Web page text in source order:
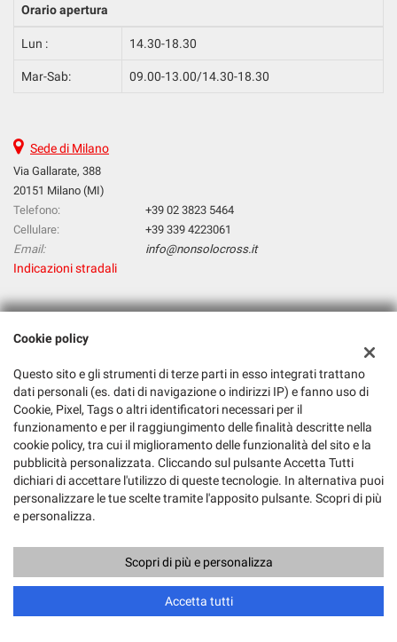
Orario apertura
Lun : 14.30-18.30
Mar-Sab: 09.00-13.00/14.30-18.30
Sede di Milano
Via Gallarate, 388
20151 Milano (MI)
Telefono:
+39 02 3823 5464
Cellulare:
+39 339 4223061
Email:
info@nonsolocross.it
Indicazioni stradali
Dati fiscali:
Via Gallarate, 388, Milano (MI)
C.F/P.IVA:01121390866
Registro delle imprese:MI
Copyright © 2026 GestionaleAuto.com S.r.l., Tutti i diritti riservati -
Leggi l'informativa sulla privacy-Cookie Policy
GestionaleAuto.com
Cookie policy
Questo sito e gli strumenti di terze parti in esso integrati trattano
dati personali (es. dati di navigazione o indirizzi IP) e fanno uso di
Cookie, Pixel, Tags o altri identificatori necessari per il
funzionamento e per il raggiungimento delle finalità descritte nella
cookie policy, tra cui il miglioramento delle funzionalità del sito e la
pubblicità personalizzata. Cliccando sul pulsante Accetta Tutti
dichiari di accettare l'utilizzo di queste tecnologie. In alternativa puoi
personalizzare le tue scelte tramite l'apposito pulsante. Scopri di più
e personalizza.
Scopri di più e personalizza
Accetta tutti